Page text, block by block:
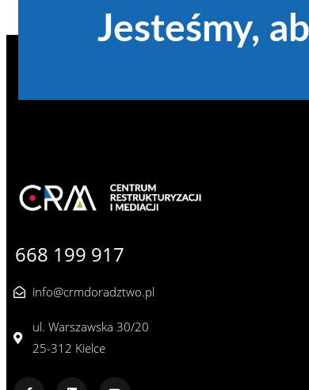
Jesteśmy,
668 199 917
info@crmdoradztwo.pl
ul. Warszawska 30/20
25-312 Kielce